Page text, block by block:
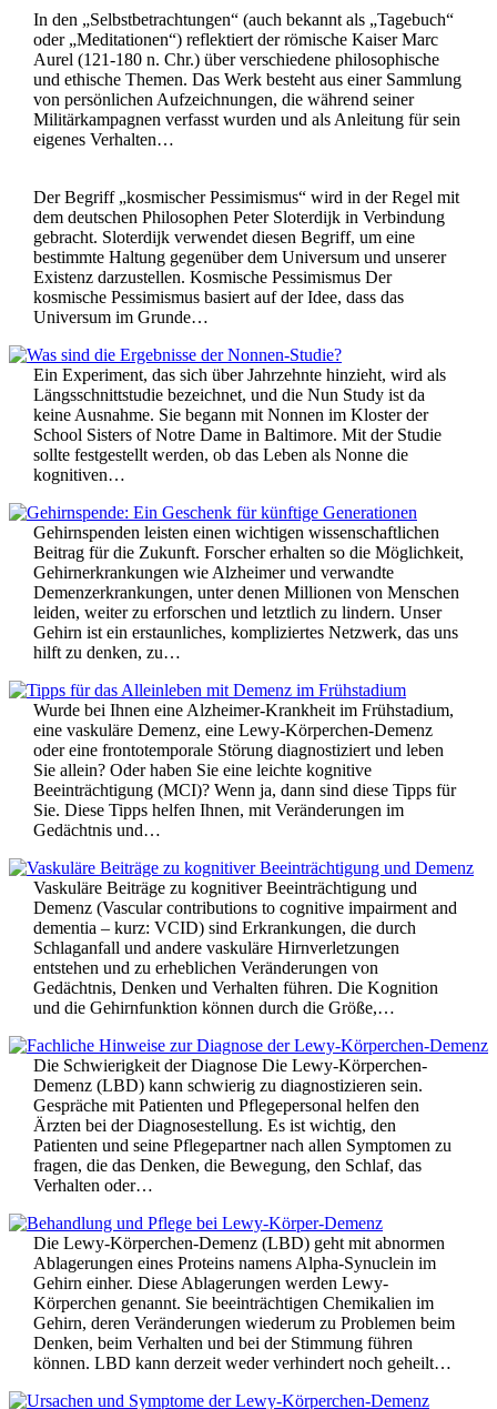
In den „Selbstbetrachtungen“ (auch bekannt als „Tagebuch“
oder „Meditationen“) reflektiert der römische Kaiser Marc
Aurel (121-180 n. Chr.) über verschiedene philosophische
und ethische Themen. Das Werk besteht aus einer Sammlung
von persönlichen Aufzeichnungen, die während seiner
Militärkampagnen verfasst wurden und als Anleitung für sein
eigenes Verhalten…
Der Begriff „kosmischer Pessimismus“ wird in der Regel mit
dem deutschen Philosophen Peter Sloterdijk in Verbindung
gebracht. Sloterdijk verwendet diesen Begriff, um eine
bestimmte Haltung gegenüber dem Universum und unserer
Existenz darzustellen. Kosmische Pessimismus Der
kosmische Pessimismus basiert auf der Idee, dass das
Universum im Grunde…
Ein Experiment, das sich über Jahrzehnte hinzieht, wird als
Längsschnittstudie bezeichnet, und die Nun Study ist da
keine Ausnahme. Sie begann mit Nonnen im Kloster der
School Sisters of Notre Dame in Baltimore. Mit der Studie
sollte festgestellt werden, ob das Leben als Nonne die
kognitiven…
Gehirnspenden leisten einen wichtigen wissenschaftlichen
Beitrag für die Zukunft. Forscher erhalten so die Möglichkeit,
Gehirnerkrankungen wie Alzheimer und verwandte
Demenzerkrankungen, unter denen Millionen von Menschen
leiden, weiter zu erforschen und letztlich zu lindern. Unser
Gehirn ist ein erstaunliches, kompliziertes Netzwerk, das uns
hilft zu denken, zu…
Wurde bei Ihnen eine Alzheimer-Krankheit im Frühstadium,
eine vaskuläre Demenz, eine Lewy-Körperchen-Demenz
oder eine frontotemporale Störung diagnostiziert und leben
Sie allein? Oder haben Sie eine leichte kognitive
Beeinträchtigung (MCI)? Wenn ja, dann sind diese Tipps für
Sie. Diese Tipps helfen Ihnen, mit Veränderungen im
Gedächtnis und…
Vaskuläre Beiträge zu kognitiver Beeinträchtigung und
Demenz (Vascular contributions to cognitive impairment and
dementia – kurz: VCID) sind Erkrankungen, die durch
Schlaganfall und andere vaskuläre Hirnverletzungen
entstehen und zu erheblichen Veränderungen von
Gedächtnis, Denken und Verhalten führen. Die Kognition
und die Gehirnfunktion können durch die Größe,…
Die Schwierigkeit der Diagnose Die Lewy-Körperchen-
Demenz (LBD) kann schwierig zu diagnostizieren sein.
Gespräche mit Patienten und Pflegepersonal helfen den
Ärzten bei der Diagnosestellung. Es ist wichtig, den
Patienten und seine Pflegepartner nach allen Symptomen zu
fragen, die das Denken, die Bewegung, den Schlaf, das
Verhalten oder…
Die Lewy-Körperchen-Demenz (LBD) geht mit abnormen
Ablagerungen eines Proteins namens Alpha-Synuclein im
Gehirn einher. Diese Ablagerungen werden Lewy-
Körperchen genannt. Sie beeinträchtigen Chemikalien im
Gehirn, deren Veränderungen wiederum zu Problemen beim
Denken, beim Verhalten und bei der Stimmung führen
können. LBD kann derzeit weder verhindert noch geheilt…